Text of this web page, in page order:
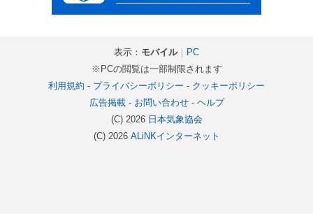
表示： モバイル｜
PC
※PCの閲覧は一部制限されます
利用規約 - プライバシーポリシー - クッキーポリシー
広告掲載- お問い合わせ- ヘルプ
(C) 2026 日本気象協会
(C) 2026 ALiNKインターネット